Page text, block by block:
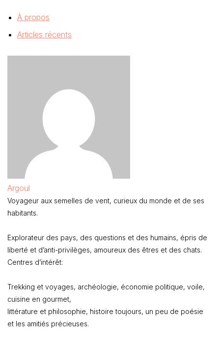
À propos
Articles récents
Argoul
Voyageur aux semelles de vent, curieux du monde et de ses
habitants.
Explorateur des pays, des questions et des humains, épris de
liberté et d’anti-privilèges, amoureux des êtres et des chats.
Centres d’intérêt:
Trekking et voyages, archéologie, économie politique, voile,
cuisine en gourmet,
littérature et philosophie, histoire toujours, un peu de poésie
et les amitiés précieuses.